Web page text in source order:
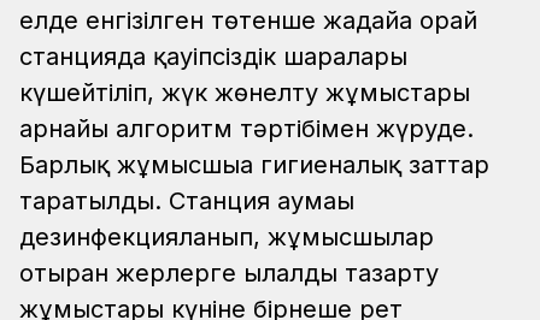
елде енгізілген төтенше жағдайға орай
станцияда қауіпсіздік шаралары
күшейтіліп, жүк жөнелту жұмыстары
арнайы алгоритм тәртібімен жүруде.
Барлық жұмысшыға гигиеналық заттар
таратылды. Станция аумағы
дезинфекцияланып, жұмысшылар
отырған жерлерге ылғалды тазарту
жұмыстары күніне бірнеше рет